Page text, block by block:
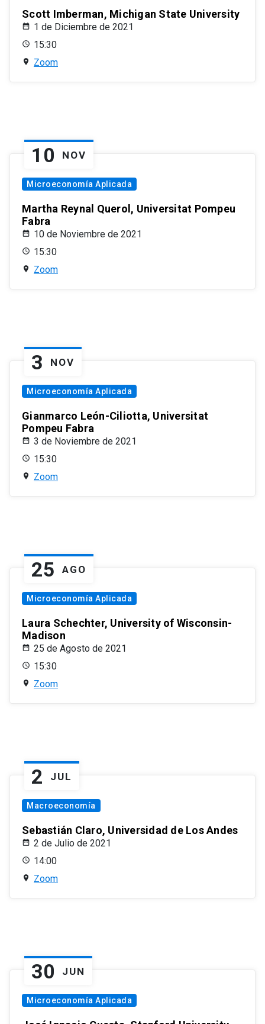
Scott Imberman, Michigan State University
1 de Diciembre de 2021
15:30
Zoom
10 NOV
Microeconomía Aplicada
Martha Reynal Querol, Universitat Pompeu
Fabra
10 de Noviembre de 2021
15:30
Zoom
3 NOV
Microeconomía Aplicada
Gianmarco León-Ciliotta, Universitat
Pompeu Fabra
3 de Noviembre de 2021
15:30
Zoom
25 AGO
Microeconomía Aplicada
Laura Schechter, University of Wisconsin-
Madison
25 de Agosto de 2021
15:30
Zoom
2 JUL
Macroeconomía
Sebastián Claro, Universidad de Los Andes
2 de Julio de 2021
14:00
Zoom
30 JUN
Microeconomía Aplicada